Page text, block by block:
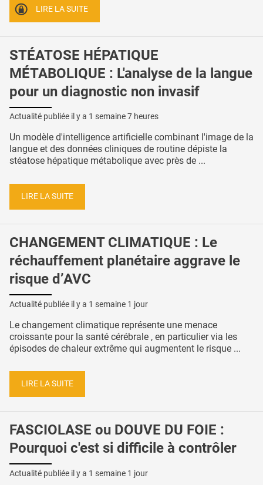
LIRE LA SUITE
STÉATOSE HÉPATIQUE
MÉTABOLIQUE : L'analyse de la langue
pour un diagnostic non invasif
Actualité publiée il y a 1 semaine 7 heures
Un modèle d'intelligence artificielle combinant l'image de la
langue et des données cliniques de routine dépiste la
stéatose hépatique métabolique avec près de ...
LIRE LA SUITE
CHANGEMENT CLIMATIQUE : Le
réchauffement planétaire aggrave le
risque d’AVC
Actualité publiée il y a 1 semaine 1 jour
Le changement climatique représente une menace
croissante pour la santé cérébrale , en particulier via les
épisodes de chaleur extrême qui augmentent le risque ...
LIRE LA SUITE
FASCIOLASE ou DOUVE DU FOIE :
Pourquoi c'est si difficile à contrôler
Actualité publiée il y a 1 semaine 1 jour